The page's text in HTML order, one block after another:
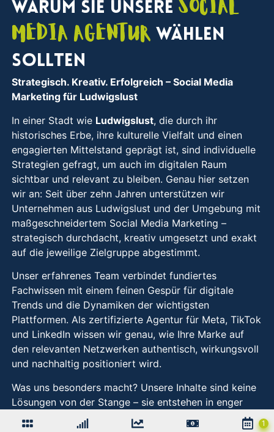
Warum Sie unsere Social
Media Agentur wählen
sollten
Strategisch. Kreativ. Erfolgreich – Social Media
Marketing für Ludwigslust
In einer Stadt wie Ludwigslust, die durch ihr
historisches Erbe, ihre kulturelle Vielfalt und einen
engagierten Mittelstand geprägt ist, sind individuelle
Strategien gefragt, um auch im digitalen Raum
sichtbar und relevant zu bleiben. Genau hier setzen
wir an: Seit über zehn Jahren unterstützen wir
Unternehmen aus Ludwigslust und der Umgebung mit
maßgeschneidertem Social Media Marketing –
strategisch durchdacht, kreativ umgesetzt und exakt
auf die jeweilige Zielgruppe abgestimmt.
Unser erfahrenes Team verbindet fundiertes
Fachwissen mit einem feinen Gespür für digitale
Trends und die Dynamiken der wichtigsten
Plattformen. Als zertifizierte Agentur für Meta, TikTok
und LinkedIn wissen wir genau, wie Ihre Marke auf
den relevanten Netzwerken authentisch, wirkungsvoll
und nachhaltig positioniert wird.
Was uns besonders macht? Unsere Inhalte sind keine
Lösungen von der Stange – sie entstehen in enger
Zusammenarbeit mit Ihnen und mit einem klaren